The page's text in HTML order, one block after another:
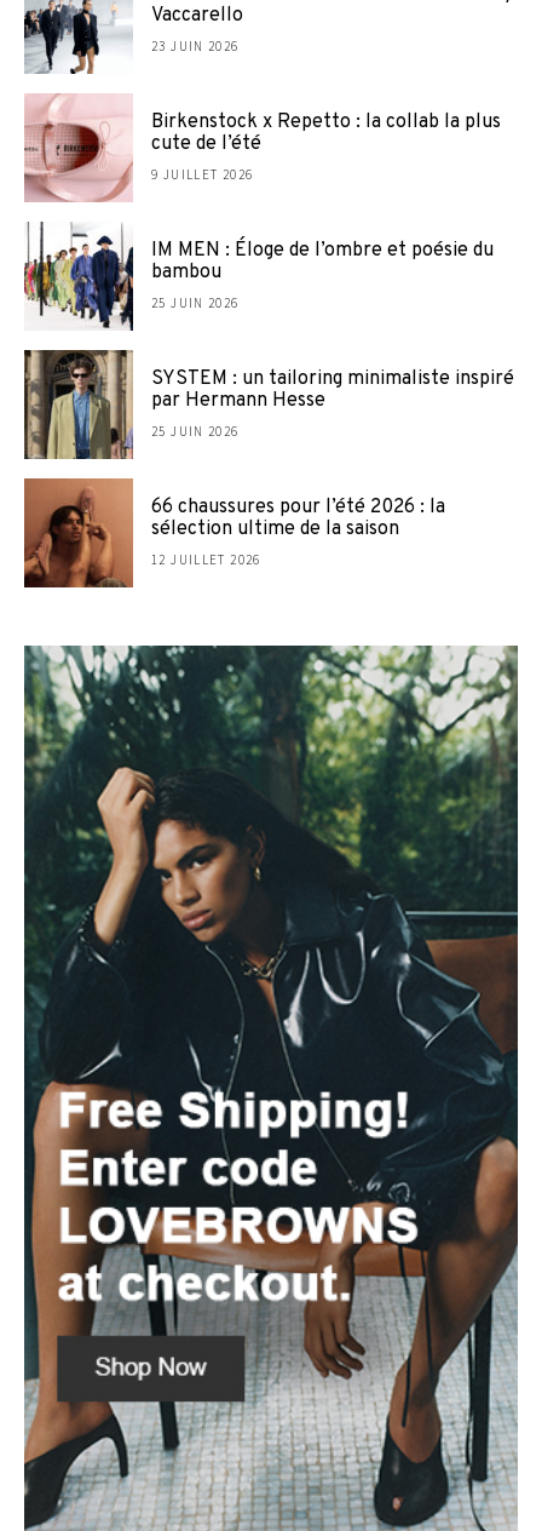
Vaccarello
23 JUIN 2026
Birkenstock x Repetto : la collab la plus
cute de l’été
9 JUILLET 2026
IM MEN : Éloge de l’ombre et poésie du
bambou
25 JUIN 2026
SYSTEM : un tailoring minimaliste inspiré
par Hermann Hesse
25 JUIN 2026
66 chaussures pour l’été 2026 : la
sélection ultime de la saison
12 JUILLET 2026